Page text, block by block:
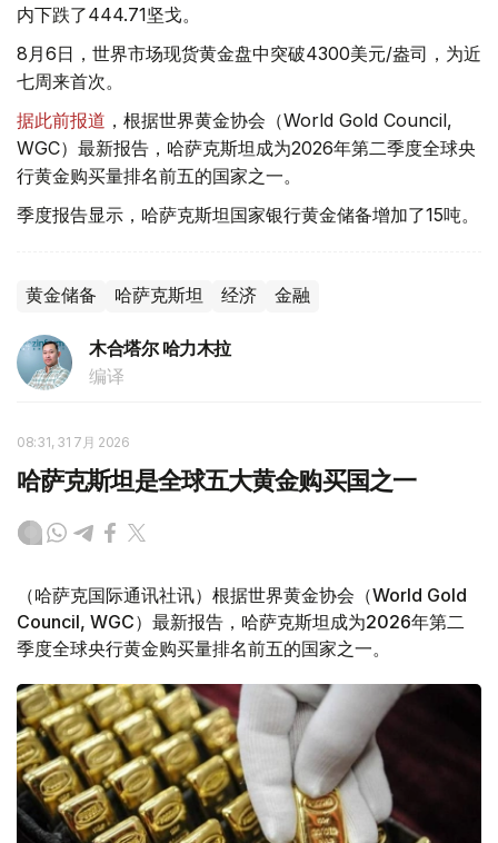
内下跌了444.71坚戈。
8月6日，世界市场现货黄金盘中突破4300美元/盎司，为近
七周来首次。
据此前报道 ，根据世界黄金协会（World Gold Council,
WGC）最新报告，哈萨克斯坦成为2026年第二季度全球央
行黄金购买量排名前五的国家之一。
季度报告显示，哈萨克斯坦国家银行黄金储备增加了15吨。
黄金储备 哈萨克斯坦 经济 金融
木合塔尔 哈力木拉
编译
08:31, 31 7月 2026
哈萨克斯坦是全球五大黄金购买国之一
（哈萨克国际通讯社讯）根据世界黄金协会（World Gold
Council, WGC）最新报告，哈萨克斯坦成为2026年第二
季度全球央行黄金购买量排名前五的国家之一。